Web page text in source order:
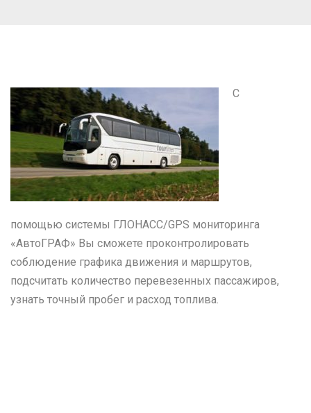
C
помощью системы ГЛОНАСС/GPS мониторинга
«АвтоГРАФ» Вы сможете проконтролировать
соблюдение графика движения и маршрутов,
подсчитать количество перевезенных пассажиров,
узнать точный пробег и расход топлива.